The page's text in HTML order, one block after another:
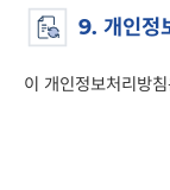
9. 개인정
이 개인정보처리방